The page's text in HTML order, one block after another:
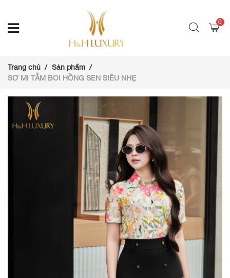
0
Trang chủ
Sản phẩm
SƠ MI TẰM BOI HỒNG SEN SIÊU NHẸ